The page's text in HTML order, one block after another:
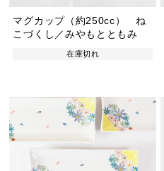
マグカップ（約250cc） ね
こづくし／みやもとともみ
在庫切れ